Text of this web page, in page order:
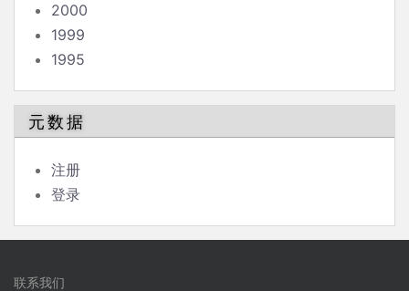
2000
1999
1995
元数据
注册
登录
联系我们